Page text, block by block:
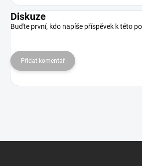
Diskuze
Buďte první, kdo napíše příspěvek k této
Přidat komentář